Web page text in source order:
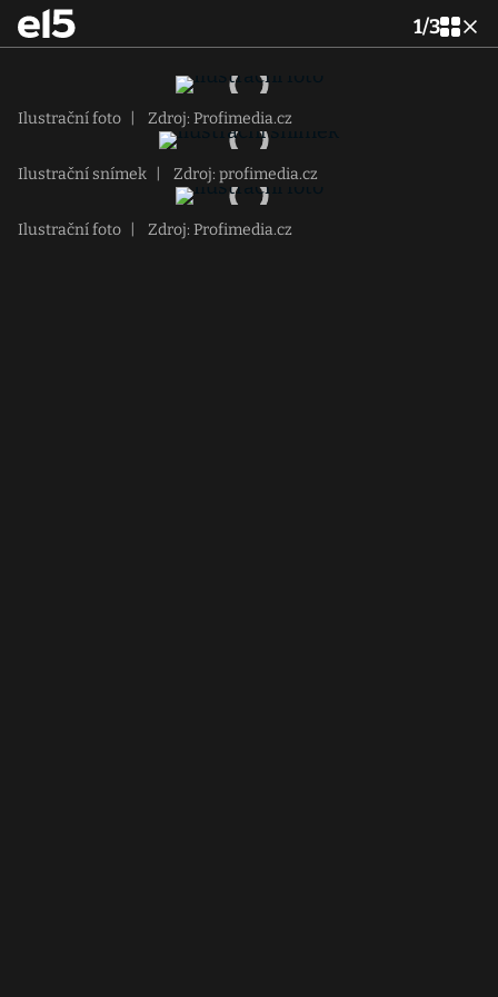
1/3
Ilustrační foto Zdroj: Profimedia.cz
Ilustrační snímek Zdroj: profimedia.cz
Ilustrační foto Zdroj: Profimedia.cz